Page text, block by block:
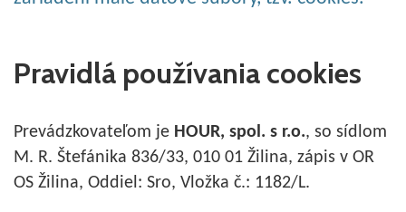
Pravidlá používania cookies
Prevádzkovateľom je HOUR, spol. s r.o., so sídlom
M. R. Štefánika 836/33, 010 01 Žilina, zápis v OR
OS Žilina, Oddiel: Sro, Vložka č.: 1182/L.